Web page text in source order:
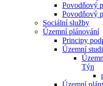
Povodňový
Povodňový
Sociální služby
Územní plánování
Principy
Územní
Týn
Územní